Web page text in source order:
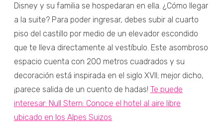
Disney y su familia se hospedaran en ella. ¿Cómo llegar
a la suite? Para poder ingresar, debes subir al cuarto
piso del castillo por medio de un elevador escondido
que te lleva directamente al vestíbulo. Este asombroso
espacio cuenta con 200 metros cuadrados y su
decoración está inspirada en el siglo XVII; mejor dicho,
¡parece salida de un cuento de hadas! Te puede
interesar: Null Stern: Conoce el hotel al aire libre
ubicado en los Alpes Suizos